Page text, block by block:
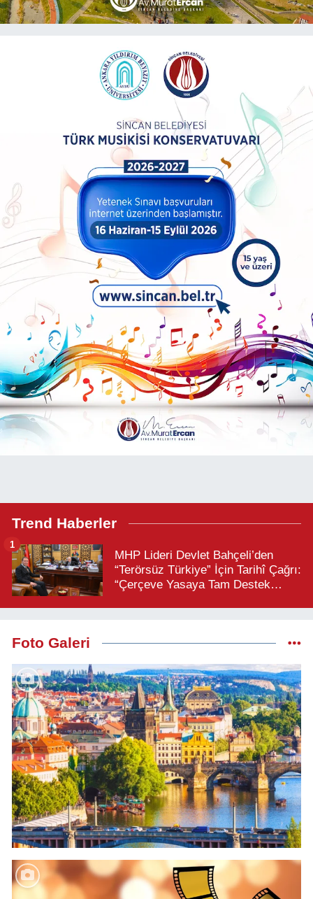
Trend Haberler
MHP Lideri Devlet Bahçeli’den
“Terörsüz Türkiye” İçin Tarihî Çağrı:
“Çerçeve Yasaya Tam Destek
1
Foto Galeri